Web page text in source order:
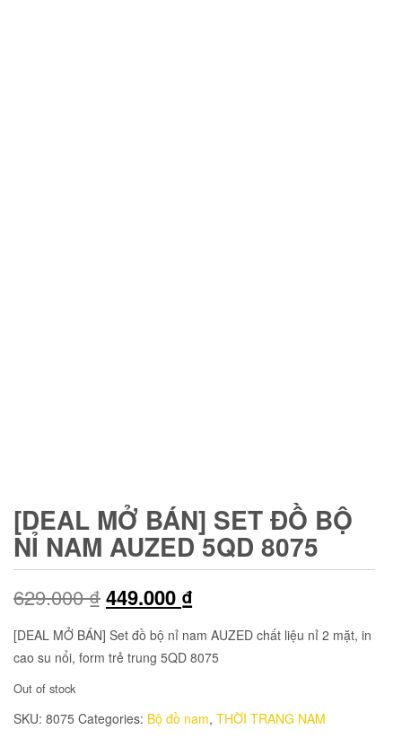
[DEAL MỞ BÁN] SET ĐỒ BỘ
NỈ NAM AUZED 5QD 8075
629.000₫449.000 ₫
[DEAL MỞ BÁN] Set đồ bộ nỉ nam AUZED chất liệu nỉ 2 mặt, in
cao su nổi, form trẻ trung 5QD 8075
Out of stock
SKU: 8075 Categories: Bộ đồ nam, THỜI TRANG NAM